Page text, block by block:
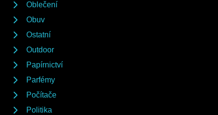
Oblečení
Obuv
Ostatní
Outdoor
Papírnictví
Parfémy
Počítače
Politika